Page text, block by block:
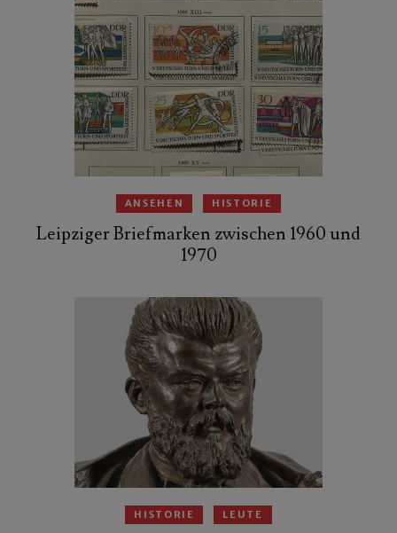
ANSEHEN HISTORIE
Leipziger Briefmarken zwischen 1960 und
1970
HISTORIE LEUTE